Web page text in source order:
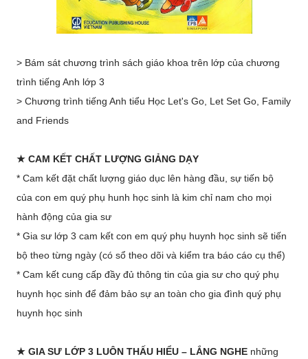
> Bám sát chương trình sách giáo khoa trên lớp của chương
trình tiếng Anh lớp 3
> Chương trình tiếng Anh tiểu Học Let's Go, Let Set Go, Family
and Friends
★ CAM KẾT CHẤT LƯỢNG GIẢNG DẠY
* Cam kết đặt chất lượng giáo dục lên hàng đầu, sự tiến bộ
của con em quý phụ hunh học sinh là kim chỉ nam cho mọi
hành động của gia sư
* Gia sư lớp 3 cam kết con em quý phụ huynh học sinh sẽ tiến
bộ theo từng ngày (có sổ theo dõi và kiểm tra báo cáo cụ thể)
* Cam kết cung cấp đầy đủ thông tin của gia sư cho quý phụ
huynh học sinh để đảm bảo sự an toàn cho gia đình quý phụ
huynh học sinh
★ GIA SƯ LỚP 3 LUÔN THẤU HIỂU – LẮNG NGHE những